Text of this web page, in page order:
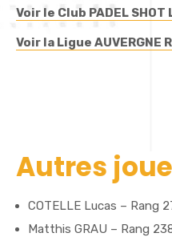
Voir le Club PADEL SHOT
Voir la Ligue AUVERGNE
Autres
COTELLE Lucas – Rang
Matthis GRAU – Rang